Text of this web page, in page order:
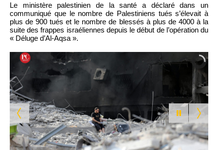
Le ministère palestinien de la santé a déclaré dans un
communiqué que le nombre de Palestiniens tués s’élevait à
plus de 900 tués et le nombre de blessés à plus de 4000 à la
suite des frappes israéliennes depuis le début de l’opération du
« Déluge d’Al-Aqsa ».